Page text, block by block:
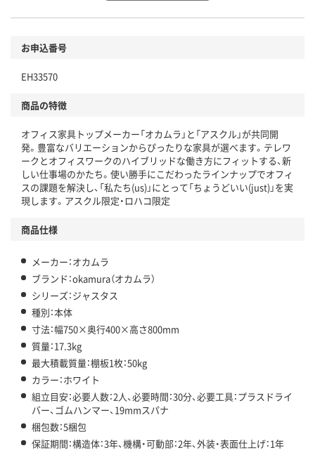
商品
本体
仕組
アスクルで資源循環している
温室効果ガスなどの削減
この商品の環境配慮ポイントです。下記商品詳細「
お申込番号
EH33570
商品の特徴
オフィス家具トップメーカー「オカムラ」と「アスクル」が共同開
発。豊富なバリエーションからぴったりな家具が選べます。テレワ
ークとオフィスワークのハイブリッドな働き方にフィットする、新
しい仕事場のかたち。使い勝手にこだわったラインナップでオフィ
スの課題を解決し、「私たち(us)」にとって「ちょうどいい(just)」を実
現します。アスクル限定・ロハコ限定
商品仕様
メーカー：オカムラ
ブランド：okamura（オカムラ）
シリーズ：ジャスタス
種別：本体
寸法：幅750×奥行400×高さ800mm
質量：17.3kg
最大積載質量：棚板1枚：50kg
カラー：ホワイト
組立目安：必要人数：2人、必要時間：30分、必要工具：プラスドライ
バー、ゴムハンマー、19mmスパナ
梱包数：5梱包
保証期間：構造体：3年、機構・可動部：2年、外装・表面仕上げ：1年